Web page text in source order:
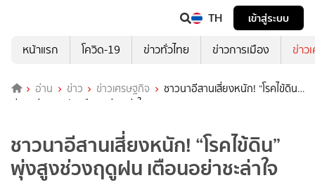
TH
เข้าสู่ระบบ
หน้าแรก
โควิด-19 ข่าวทั่วไทย ข่าวการเมือง ข่าว
อ่าน ข่าว ข่าวเศรษฐกิจ
ชาวนาอีสานเสี่ยงหนัก! “โรคไข้ดิน”
พุ่งสูงช่วงฤดูฝน เตือนอย่าชะล่าใจ
ชาวนาอีสานเสี่ยงหนัก! “โรคไข้ดิน”
พุ่งสูงช่วงฤดูฝน เตือนอย่าชะล่าใจ